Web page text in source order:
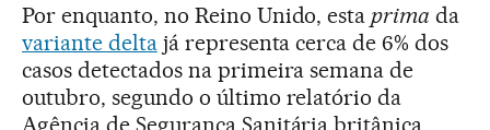
Por enquanto, no Reino Unido, esta prima da
variante deltajá representa cerca de 6% dos
casos detectados na primeira semana de
outubro, segundo o último relatório da
Agência de Segurança Sanitária britânica.